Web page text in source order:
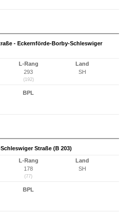
- Eckernförde-Borby-Schleswiger
L-Rang
293
(192)
Land
SH
BPL
Straße (B 203)
L-Rang
178
(77)
Land
SH
BPL